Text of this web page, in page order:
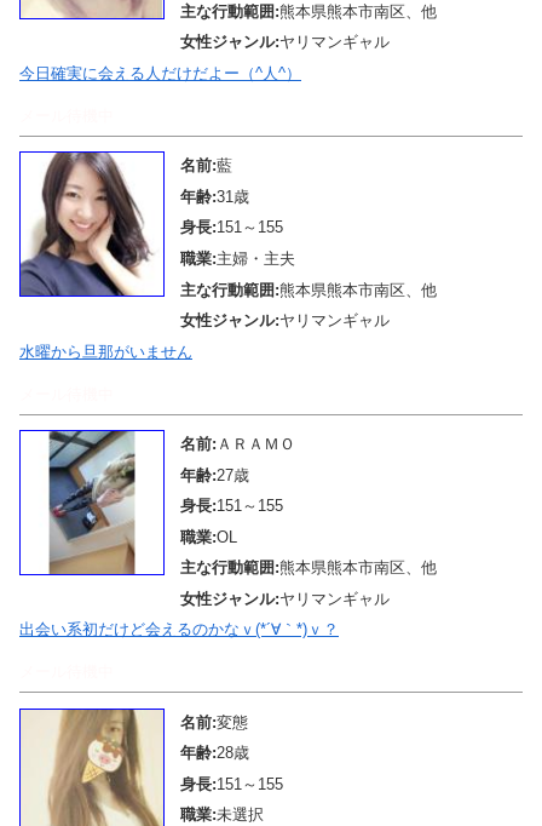
主な行動範囲:熊本県熊本市南区、他
女性ジャンル:ヤリマンギャル
今日確実に会える人だけだよー（^人^）
名前:藍
年齢:31歳
身長:151～155
職業:主婦・主夫
主な行動範囲:熊本県熊本市南区、他
女性ジャンル:ヤリマンギャル
水曜から旦那がいません
名前: ＡＲＡＭＯ
年齢:27歳
身長:151～155
職業:OL
主な行動範囲:熊本県熊本市南区、他
女性ジャンル:ヤリマンギャル
出会い系初だけど会えるのかなｖ(*´∀｀*)ｖ？
名前:変態
年齢:28歳
身長:151～155
職業:未選択